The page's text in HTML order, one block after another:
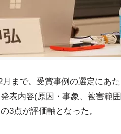
まで。受賞事例の選定にあ
表内容(原因・事象、被害範囲
3点が評価軸となった。